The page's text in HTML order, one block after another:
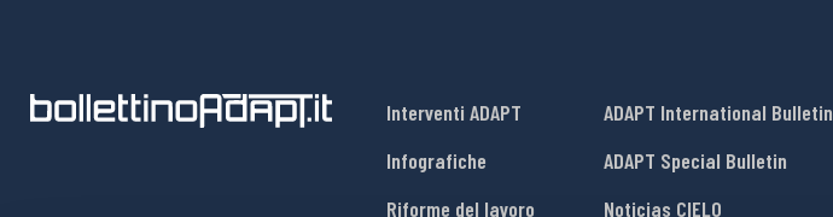
Interventi ADAPT
Infografiche
Riforme del lavoro
ADAPT International Bulletin
ADAPT Special Bulletin
Noticias CIELO